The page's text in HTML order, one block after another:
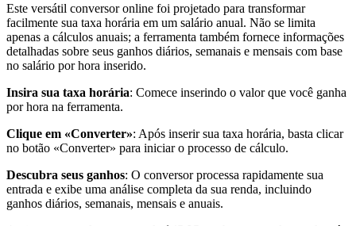
Este versátil conversor online foi projetado para transformar
facilmente sua taxa horária em um salário anual. Não se limita
apenas a cálculos anuais; a ferramenta também fornece informações
detalhadas sobre seus ganhos diários, semanais e mensais com base
no salário por hora inserido.
Insira sua taxa horária: Comece inserindo o valor que você ganha
por hora na ferramenta.
Clique em «Converter»: Após inserir sua taxa horária, basta clicar
no botão «Converter» para iniciar o processo de cálculo.
Descubra seus ganhos: O conversor processa rapidamente sua
entrada e exibe uma análise completa da sua renda, incluindo
ganhos diários, semanais, mensais e anuais.